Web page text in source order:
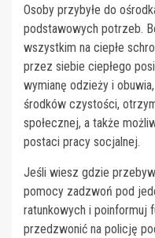
Osoby przybyłe do
podstawowych potrzeb.
wszystkim na ciepłe
przez siebie ciepłego
wymianę odzieży i
środków czystości,
społecznej, a także
postaci pracy socjalnej.
Jeśli wiesz gdzie
pomocy zadzwoń pod
ratunkowych i poinformuj
przedzwonić na policję